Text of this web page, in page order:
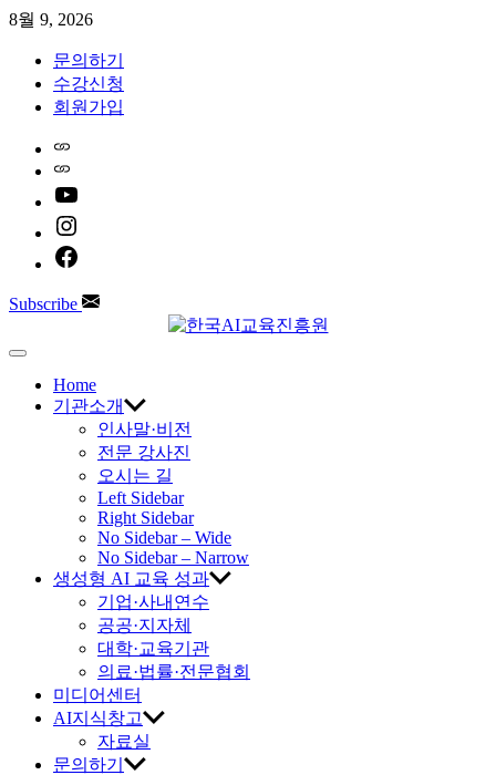
Skip
content
8월 9, 2026
문의하기
수강신청
회원가입
Subscribe
한
국
진
원
Off
CanvasHome
기관소개
인사말·비전
전문 강사진
오시는 길
Left Sidebar
Right Sidebar
No Sidebar – Wide
No Sidebar – Narrow
생성형 AI 교육 성과
기업·사내연수
공공·지자체
대학·교육기관
의료·법률·전문협회
미디어센터
AI지식창고
자료실
문의하기